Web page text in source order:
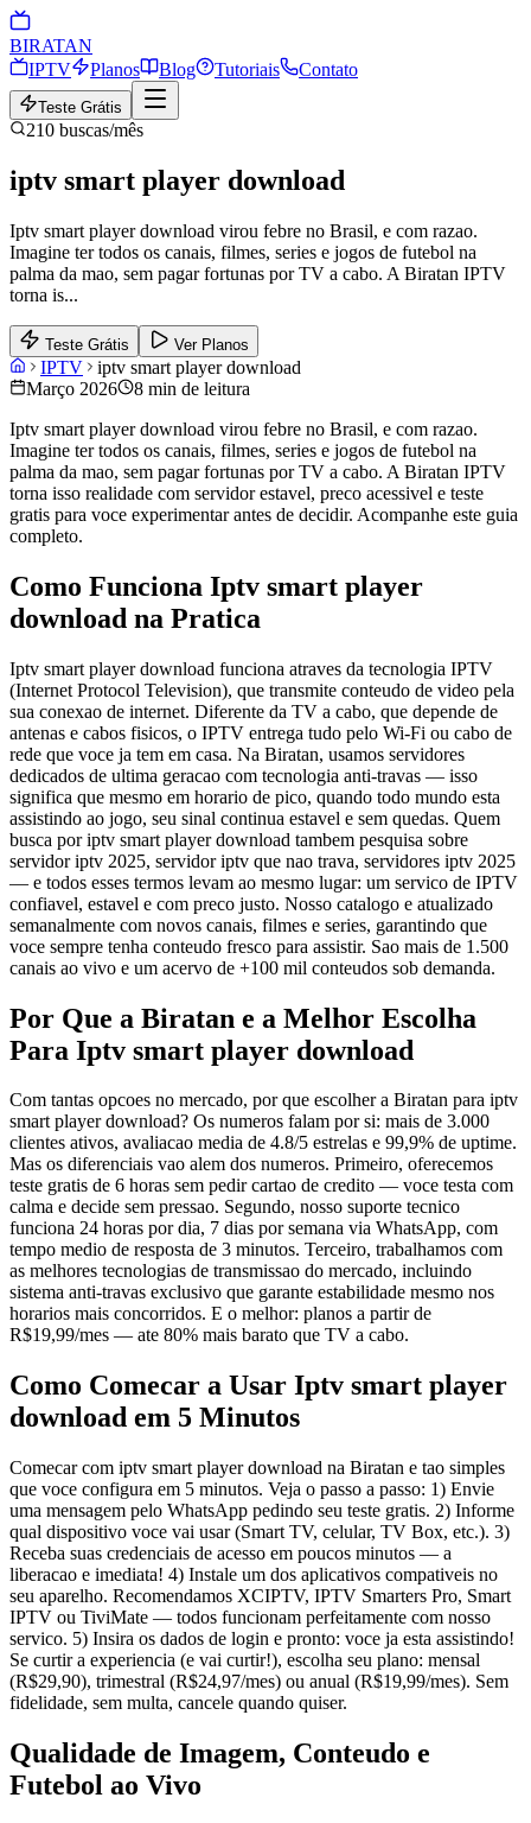
BIRATAN
IPTV
Planos Blog Tutoriais Contato
Teste Grátis
210 buscas/mês
iptv smart player download
Iptv smart player download virou febre no Brasil, e com razao.
Imagine ter todos os canais, filmes, series e jogos de futebol na
palma da mao, sem pagar fortunas por TV a cabo. A Biratan IPTV
torna is...
Teste Grátis Ver Planos
IPTV
iptv smart player download
Março 2026
8 min de leitura
Iptv smart player download virou febre no Brasil, e com razao.
Imagine ter todos os canais, filmes, series e jogos de futebol na
palma da mao, sem pagar fortunas por TV a cabo. A Biratan IPTV
torna isso realidade com servidor estavel, preco acessivel e teste
gratis para voce experimentar antes de decidir. Acompanhe este guia
completo.
Como Funciona Iptv smart player
download na Pratica
Iptv smart player download funciona atraves da tecnologia IPTV
(Internet Protocol Television), que transmite conteudo de video pela
sua conexao de internet. Diferente da TV a cabo, que depende de
antenas e cabos fisicos, o IPTV entrega tudo pelo Wi-Fi ou cabo de
rede que voce ja tem em casa. Na Biratan, usamos servidores
dedicados de ultima geracao com tecnologia anti-travas — isso
significa que mesmo em horario de pico, quando todo mundo esta
assistindo ao jogo, seu sinal continua estavel e sem quedas. Quem
busca por iptv smart player download tambem pesquisa sobre
servidor iptv 2025, servidor iptv que nao trava, servidores iptv 2025
— e todos esses termos levam ao mesmo lugar: um servico de IPTV
confiavel, estavel e com preco justo. Nosso catalogo e atualizado
semanalmente com novos canais, filmes e series, garantindo que
voce sempre tenha conteudo fresco para assistir. Sao mais de 1.500
canais ao vivo e um acervo de +100 mil conteudos sob demanda.
Por Que a Biratan e a Melhor Escolha
Para Iptv smart player download
Com tantas opcoes no mercado, por que escolher a Biratan para iptv
smart player download? Os numeros falam por si: mais de 3.000
clientes ativos, avaliacao media de 4.8/5 estrelas e 99,9% de uptime.
Mas os diferenciais vao alem dos numeros. Primeiro, oferecemos
teste gratis de 6 horas sem pedir cartao de credito — voce testa com
calma e decide sem pressao. Segundo, nosso suporte tecnico
funciona 24 horas por dia, 7 dias por semana via WhatsApp, com
tempo medio de resposta de 3 minutos. Terceiro, trabalhamos com
as melhores tecnologias de transmissao do mercado, incluindo
sistema anti-travas exclusivo que garante estabilidade mesmo nos
horarios mais concorridos. E o melhor: planos a partir de
R$19,99/mes — ate 80% mais barato que TV a cabo.
Como Comecar a Usar Iptv smart player
download em 5 Minutos
Comecar com iptv smart player download na Biratan e tao simples
que voce configura em 5 minutos. Veja o passo a passo: 1) Envie
uma mensagem pelo WhatsApp pedindo seu teste gratis. 2) Informe
qual dispositivo voce vai usar (Smart TV, celular, TV Box, etc.). 3)
Receba suas credenciais de acesso em poucos minutos — a
liberacao e imediata! 4) Instale um dos aplicativos compativeis no
seu aparelho. Recomendamos XCIPTV, IPTV Smarters Pro, Smart
IPTV ou TiviMate — todos funcionam perfeitamente com nosso
servico. 5) Insira os dados de login e pronto: voce ja esta assistindo!
Se curtir a experiencia (e vai curtir!), escolha seu plano: mensal
(R$29,90), trimestral (R$24,97/mes) ou anual (R$19,99/mes). Sem
fidelidade, sem multa, cancele quando quiser.
Qualidade de Imagem, Conteudo e
Futebol ao Vivo